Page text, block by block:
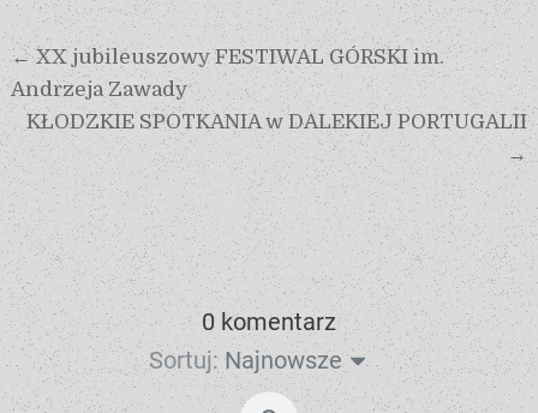
← XX jubileuszowy FESTIWAL GÓRSKI im.
Andrzeja Zawady
KŁODZKIE SPOTKANIA w DALEKIEJ PORTUGALII
→
0 komentarz
Sortuj: Najnowsze